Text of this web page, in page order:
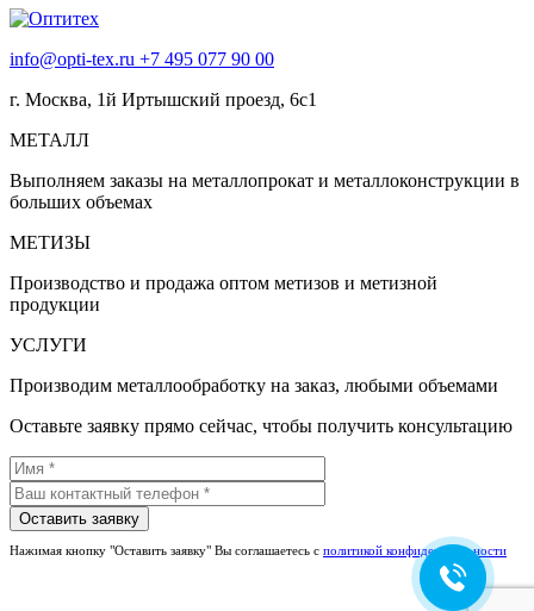
info@opti-tex.ru +7 495 077 90 00
г. Москва, 1й Иртышский проезд, 6с1
МЕТАЛЛ
Выполняем заказы на металлопрокат и металлоконструкции в
больших объемах
МЕТИЗЫ
Производство и продажа оптом метизов и метизной
продукции
УСЛУГИ
Производим металлообработку на заказ, любыми объемами
Оставьте заявку прямо сейчас, чтобы получить консультацию
Нажимая кнопку "Оставить заявку" Вы соглашаетесь с политикой конфиденциальности